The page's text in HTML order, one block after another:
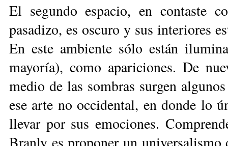
El segundo espacio, en contaste
pasadizo, es oscuro y sus interiores
En este ambiente sólo están
mayoría), como apariciones. De
medio de las sombras surgen
ese arte no occidental, en donde lo
llevar por sus emociones.
Branly es proponer un